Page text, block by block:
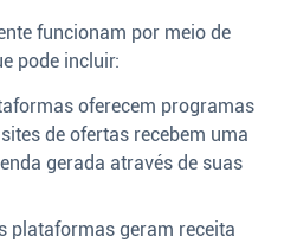
funcionam por meio de
pode incluir:
oferecem programas
de ofertas recebem uma
gerada através de suas
plataformas geram receita